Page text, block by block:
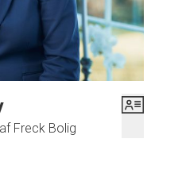
Freck Bolig